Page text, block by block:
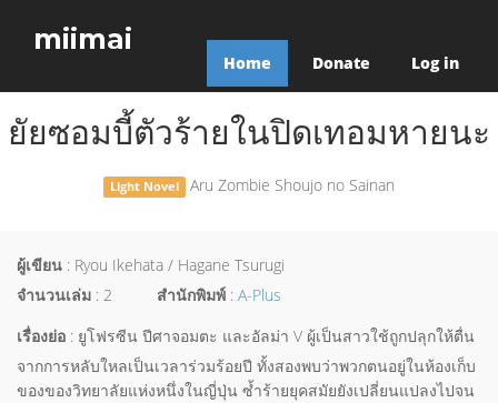
miimai
Home Donate Log in
ยัยซอมบี้ตัวร้ายในปิดเทอมหายนะ
Light Novel Aru Zombie Shoujo no Sainan
ผู้เขียน : Ryou Ikehata / Hagane Tsurugi
จำนวนเล่ม : 2 สำนักพิมพ์ : A-Plus
เรื่องย่อ : ยูโฟรซีน ปีศาจอมตะ และอัลม่า V ผู้เป็นสาวใช้ถูกปลุกให้ตื่น
จากการหลับใหลเป็นเวลาร่วมร้อยปี ทั้งสองพบว่าพวกตนอยู่ในห้องเก็บ
ของของวิทยาลัยแห่งหนึ่งในญี่ปุ่น ซ้ำร้ายยุคสมัยยังเปลี่ยนแปลงไปจน